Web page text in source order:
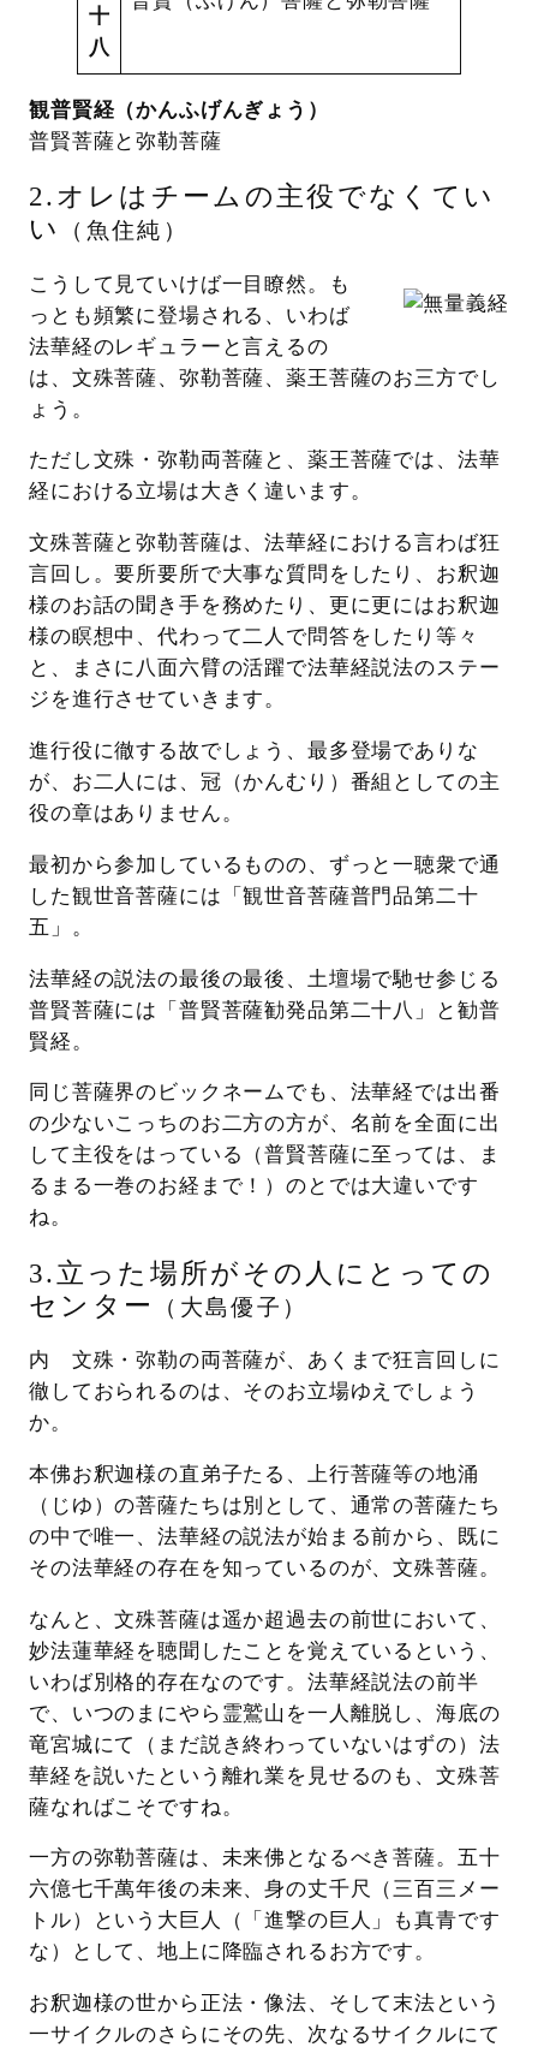
十
八
観普賢経（かんふげんぎょう）
普賢菩薩と弥勒菩薩
2.オレはチームの主役でなくてい
い
（魚住純）
こうして見ていけば一目瞭然。も
っとも頻繁に登場される、いわば
法華経のレギュラーと言えるの
は、文殊菩薩、弥勒菩薩、薬王菩薩のお三方でし
ょう。
ただし文殊・弥勒両菩薩と、薬王菩薩では、法華
経における立場は大きく違います。
文殊菩薩と弥勒菩薩は、法華経における言わば狂
言回し。要所要所で大事な質問をしたり、お釈迦
様のお話の聞き手を務めたり、更に更にはお釈迦
様の瞑想中、代わって二人で問答をしたり等々
と、まさに八面六臂の活躍で法華経説法のステー
ジを進行させていきます。
進行役に徹する故でしょう、最多登場でありな
が、お二人には、冠（かんむり）番組としての主
役の章はありません。
最初から参加しているものの、ずっと一聴衆で通
した観世音菩薩には「観世音菩薩普門品第二十
五」。
法華経の説法の最後の最後、土壇場で馳せ参じる
普賢菩薩には「普賢菩薩勧発品第二十八」と勧普
賢経。
同じ菩薩界のビックネームでも、法華経では出番
の少ないこっちのお二方の方が、名前を全面に出
して主役をはっている（普賢菩薩に至っては、ま
るまる一巻のお経まで！）のとでは大違いです
ね。
3.立った場所がその人にとっての
センター
（大島優子）
内 文殊・弥勒の両菩薩が、あくまで狂言回しに
徹しておられるのは、そのお立場ゆえでしょう
か。
本佛お釈迦様の直弟子たる、上行菩薩等の地涌
（じゆ）の菩薩たちは別として、通常の菩薩たち
の中で唯一、法華経の説法が始まる前から、既に
その法華経の存在を知っているのが、文殊菩薩。
なんと、文殊菩薩は遥か超過去の前世において、
妙法蓮華経を聴聞したことを覚えているという、
いわば別格的存在なのです。法華経説法の前半
で、いつのまにやら霊鷲山を一人離脱し、海底の
竜宮城にて（まだ説き終わっていないはずの）法
華経を説いたという離れ業を見せるのも、文殊菩
薩なればこそですね。
一方の弥勒菩薩は、未来佛となるべき菩薩。五十
六億七千萬年後の未来、身の丈千尺（三百三メー
トル）という大巨人（「進撃の巨人」も真青です
な）として、地上に降臨されるお方です。
お釈迦様の世から正法・像法、そして末法という
一サイクルのさらにその先、次なるサイクルにて